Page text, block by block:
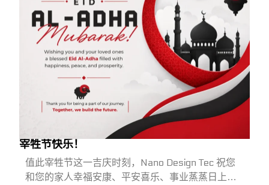
宰牲节快乐！
值此宰牲节这一吉庆时刻，Nano Design Tec 祝您
和您的家人幸福安康、平安喜乐、事业蒸蒸日上。